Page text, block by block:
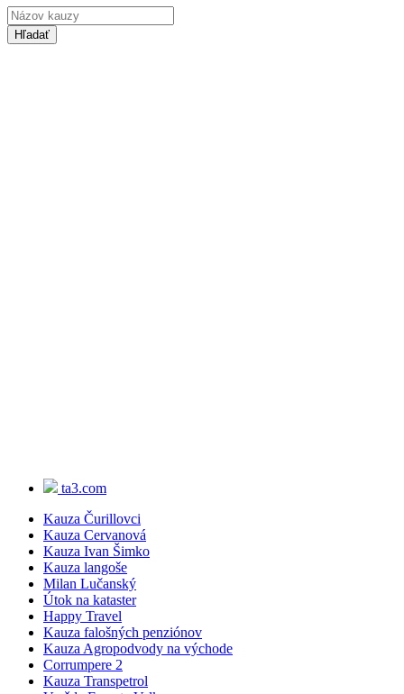
ta3.com
Kauza Čurillovci
Kauza Cervanová
Kauza Ivan Šimko
Kauza langoše
Milan Lučanský
Útok na kataster
Happy Travel
Kauza falošných penziónov
Kauza Agropodvody na východe
Corrumpere 2
Kauza Transpetrol